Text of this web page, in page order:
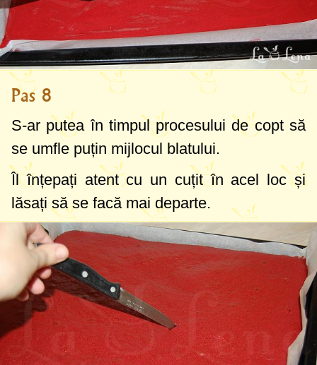
Pas 8
S-ar putea în timpul procesului de copt să
se umfle puțin mijlocul blatului.
Îl înțepați atent cu un cuțit în acel loc și
lăsați să se facă mai departe.